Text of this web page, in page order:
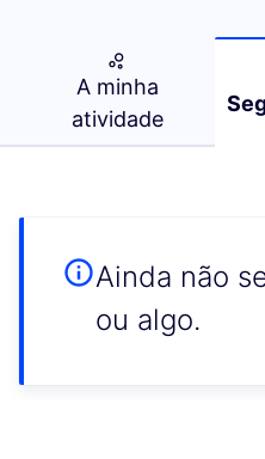
A minha
atividade
Ainda não
ou algo.